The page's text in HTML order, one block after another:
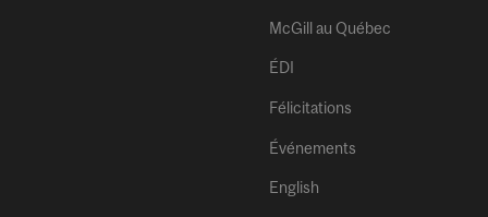
McGill au Québec
ÉDI
Félicitations
Événements
English